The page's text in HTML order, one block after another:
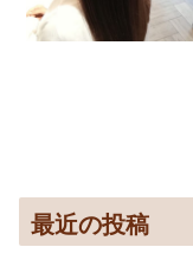
最近の投稿